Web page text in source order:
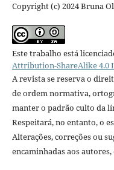
Copyright (c) 2024 Bruna
Este trabalho está
Attribution-ShareAlike 4.0
A revista se reserva o
de ordem normativa,
manter o padrão culto da
Respeitará, no entanto, o
Alterações, correções ou
encaminhadas aos